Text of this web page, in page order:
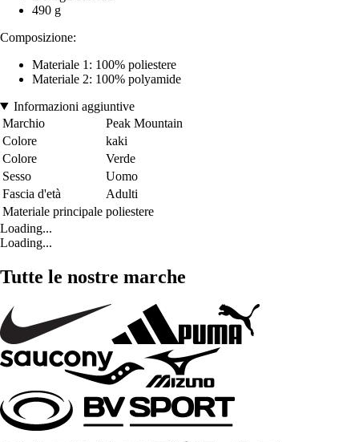
490 g
Composizione:
Materiale 1: 100% poliestere
Materiale 2: 100% polyamide
Informazioni aggiuntive
Marchio
Peak Mountain
Colore
kaki
Colore
Verde
Sesso
Uomo
Fascia d'età
Adulti
Materiale principale poliestere
Loading...
Loading...
Tutte le nostre marche